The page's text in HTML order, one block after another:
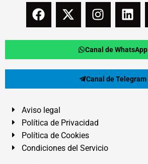
Canal de WhatsApp
Canal de Telegram
Aviso legal
Política de Privacidad
Política de Cookies
Condiciones del Servicio